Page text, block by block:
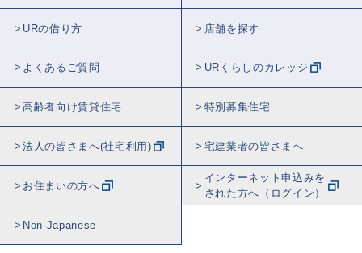
URの借り方 店舗を探す
よくあるご質問 URくらしのカレッジ
高齢者向け賃貸住宅 特別募集住宅
法人の皆さまへ(社宅利用) 宅建業者の皆さまへ
お住まいの方へ
インターネット申込みを
された方へ（ログイン）
Non Japanese